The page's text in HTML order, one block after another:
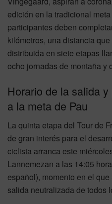
edición en la tradicional
participantes deben
kilómetros, una distancia
distribuida en siete etapas
ocho jornadas de montaña y
Horario de la salida
a la meta de Pau
La quinta etapa del Tour de
de gran interés para el
ciclista arranca este
Lannemezan a las 14:05
español), momento en el
salida neutralizada de todos